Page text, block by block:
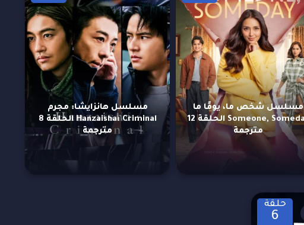
مسلسل شخص ما، يومًا ما
Someone, Someday الحلقة 12
مترجمة
مسلسل هانزايشا: مجرم
Hanzaisha: Criminal الحلقة 8
مترجمة
حلقة
6